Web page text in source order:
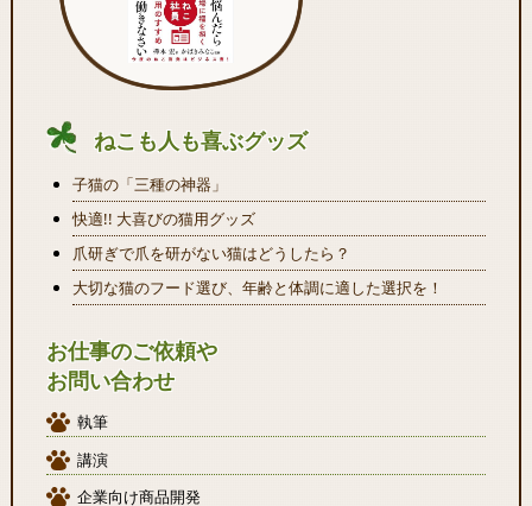
ねこも人も喜ぶグッズ
子猫の「三種の神器」
快適!! 大喜びの猫用グッズ
爪研ぎで爪を研がない猫はどうしたら？
大切な猫のフード選び、年齢と体調に適した選択を！
お仕事のご依頼や
お問い合わせ
執筆
講演
企業向け商品開発